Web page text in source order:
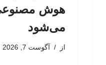
هوش
می‌شود
از آگوست 7, 2026